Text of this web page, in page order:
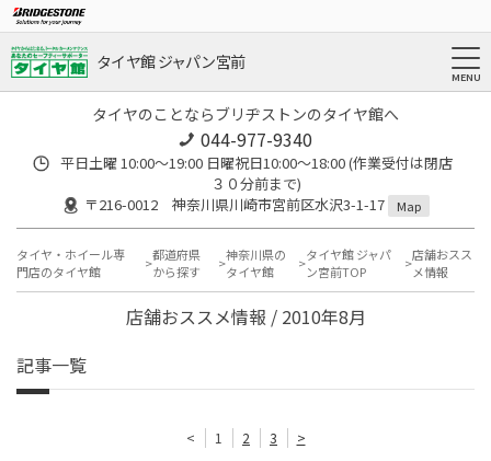
タイヤ館 ジャパン宮前
タイヤのことならブリヂストンのタイヤ館へ
044-977-9340
平日土曜 10:00〜19:00 日曜祝日10:00〜18:00 (作業受付は閉店
３０分前まで)
〒216-0012 神奈川県川崎市宮前区水沢3-1-17
Map
タイヤ・ホイール専
門店のタイヤ館
都道府県
から探す
神奈川県の
タイヤ館
タイヤ館 ジャパ
ン宮前TOP
店舗おスス
メ情報
店舗おススメ情報 / 2010年8月
記事一覧
< 1 2 3 >